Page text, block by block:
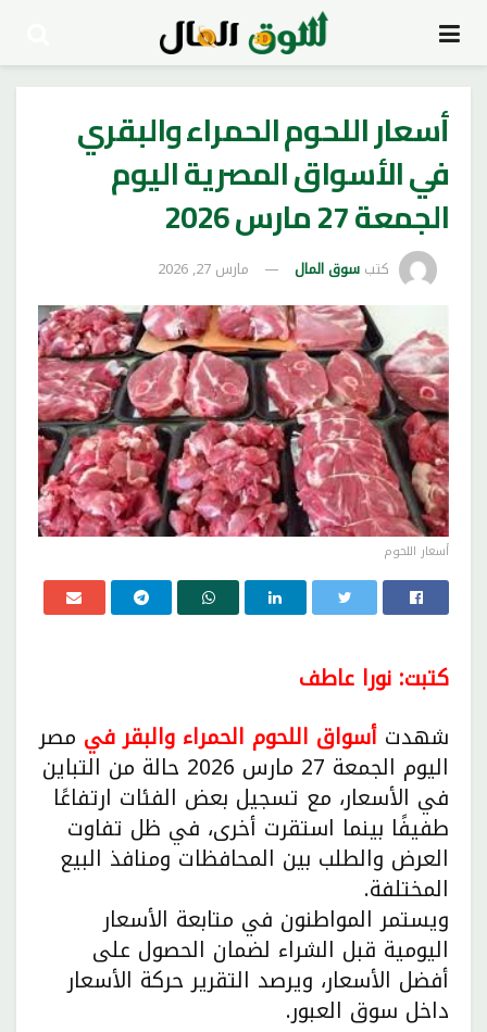
أسعار اللحوم الحمراء والبقري
في الأسواق المصرية اليوم
الجمعة 27 مارس 2026
كتب سوق المال مارس 27, 2026
أسعار اللحوم
كتبت: نورا عاطف
شهدت أسواق اللحوم الحمراء والبقر في مصر
اليوم الجمعة 27 مارس 2026 حالة من التباين
في الأسعار، مع تسجيل بعض الفئات ارتفاعًا
طفيفًا بينما استقرت أخرى، في ظل تفاوت
العرض والطلب بين المحافظات ومنافذ البيع
المختلفة.
ويستمر المواطنون في متابعة الأسعار
اليومية قبل الشراء لضمان الحصول على
أفضل الأسعار، ويرصد التقرير حركة الأسعار
داخل سوق العبور.